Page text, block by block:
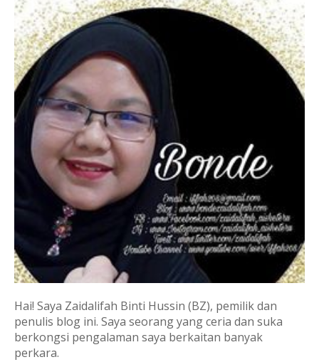
Hai! Saya Zaidalifah Binti Hussin (BZ), pemilik dan
penulis blog ini. Saya seorang yang ceria dan suka
berkongsi pengalaman saya berkaitan banyak
perkara.